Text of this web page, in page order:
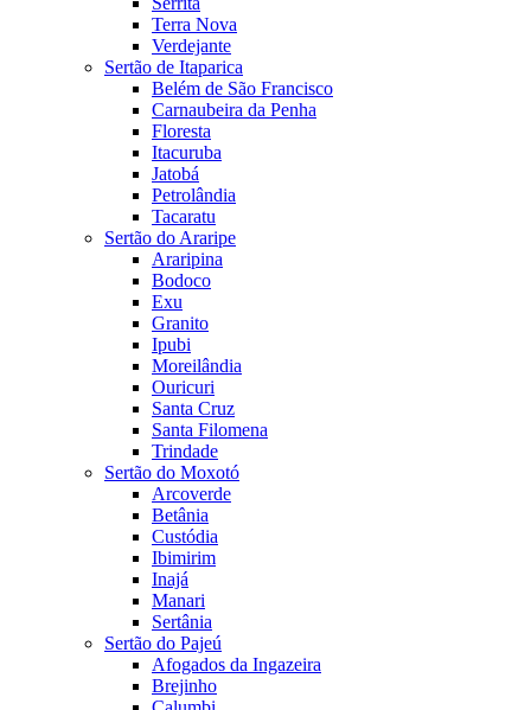
Terra Nova
Verdejante
Sertão de Itaparica
Belém de São Francisco
Carnaubeira da Penha
Floresta
Itacuruba
Jatobá
Petrolândia
Tacaratu
Sertão do Araripe
Araripina
Bodoco
Exu
Granito
Ipubi
Moreilândia
Ouricuri
Santa Cruz
Santa Filomena
Trindade
Sertão do Moxotó
Arcoverde
Betânia
Custódia
Ibimirim
Inajá
Manari
Sertânia
Sertão do Pajeú
Afogados da Ingazeira
Brejinho